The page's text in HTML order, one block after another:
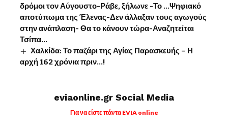
δρόμοι τον Αύγουστο-Ράβε, ξήλωνε -Το …Ψηφιακό
αποτύπωμα της Έλενας-Δεν άλλαξαν τους αγωγούς
στην ανάπλαση- Θα το κάνουν τώρα-Αναζητείται
Τσίπα…
Χαλκίδα: Το παζάρι της Αγίας Παρασκευής – Η
αρχή 162 χρόνια πριν…!
eviaonline.gr Social Media
Για να είστε πάντα EVIA online